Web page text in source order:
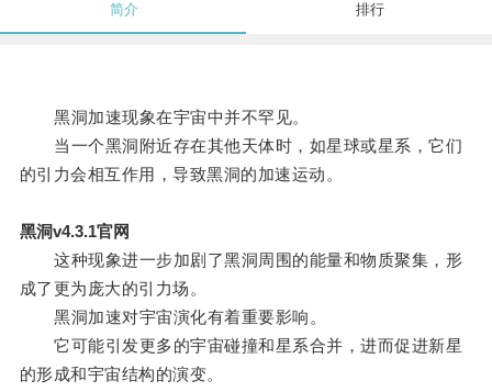
简介 排行
黑洞加速现象在宇宙中并不罕见。
当一个黑洞附近存在其他天体时，如星球或星系，它们
的引力会相互作用，导致黑洞的加速运动。
黑洞v4.3.1官网
这种现象进一步加剧了黑洞周围的能量和物质聚集，形
成了更为庞大的引力场。
黑洞加速对宇宙演化有着重要影响。
它可能引发更多的宇宙碰撞和星系合并，进而促进新星
的形成和宇宙结构的演变。